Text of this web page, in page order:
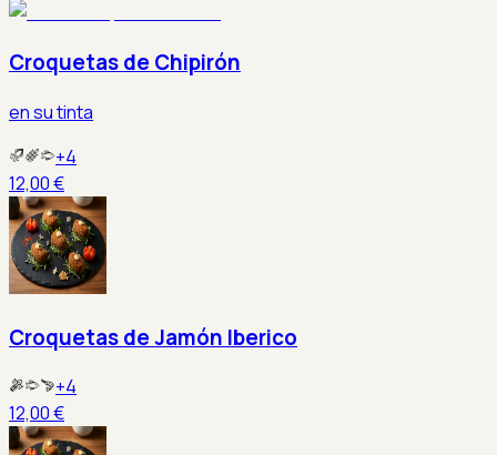
Croquetas de Chipirón
en su tinta
+4
12,00 €
Croquetas de Jamón Iberico
+4
12,00 €